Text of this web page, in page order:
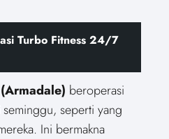
Turbo Fitness 24/7
beroperasi
seminggu, seperti yang
Ini bermakna